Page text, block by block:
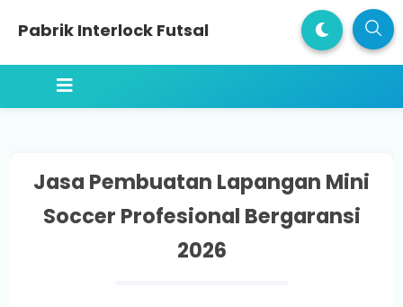
Pabrik Interlock Futsal
Jasa Pembuatan Lapangan Mini
Soccer Profesional Bergaransi
2026